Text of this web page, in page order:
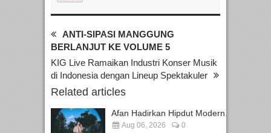
ANTI-SIPASI MANGGUNG
BERLANJUT KE VOLUME 5
KIG Live Ramaikan Industri Konser Musik
di Indonesia dengan Lineup Spektakuler
Related articles
Afan Hadirkan Hipdut Modern...
Aug 06, 2026 0